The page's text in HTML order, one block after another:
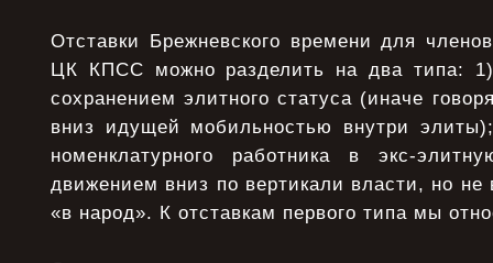
Отставки Брежневского времени для
ЦК КПСС можно разделить на два типа:
сохранением элитного статуса (иначе
вниз идущей мобильностью внутри
номенклатурного работника в экс-
движением вниз по вертикали власти, но не
«в народ». К отставкам первого типа мы